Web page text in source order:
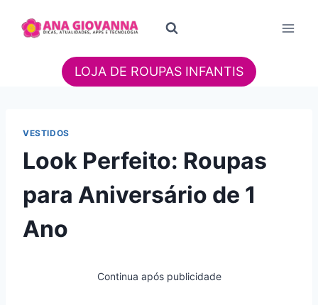
para
LOJA DE ROUPAS INFANTIS
VESTIDOS
Look Perfeito: Roupas
para Aniversário de 1
Ano
Continua após publicidade